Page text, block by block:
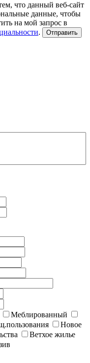
что данный веб-сайт
данные, чтобы
на мой запрос в
. Отправить
Меблированный
Новое
Ветхое жилье